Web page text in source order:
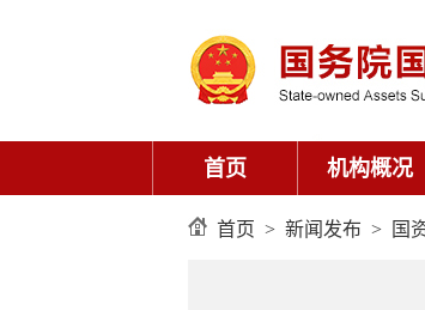
首页 机构概况
首页 > 新闻发布 > 国